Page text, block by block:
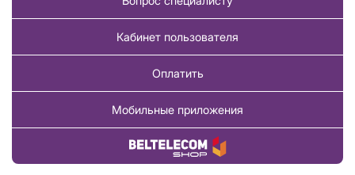
Кабинет пользователя
Оплатить
Мобильные приложения
Купить товар